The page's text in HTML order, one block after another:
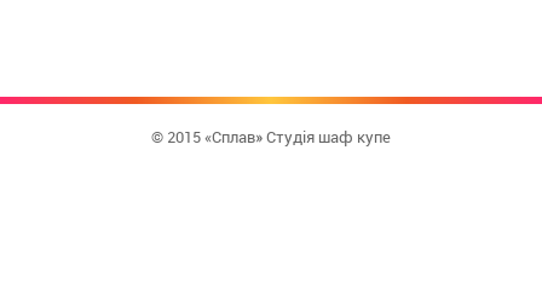
© 2015 «Сплав» Студія шаф купе